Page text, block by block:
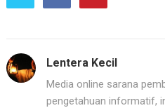
Lentera Kecil
Media online sarana
pengetahuan informatif,